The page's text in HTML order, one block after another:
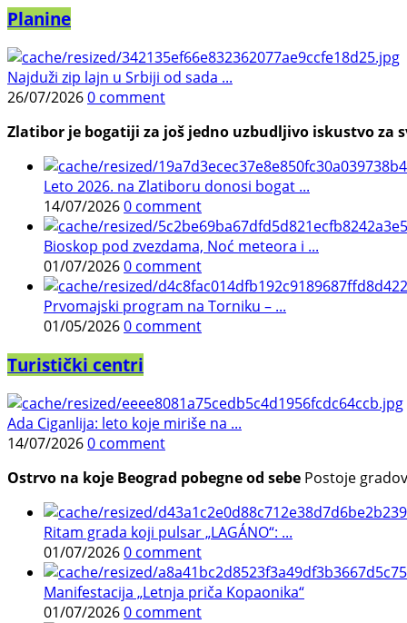
Planine
Najduži zip lajn u Srbiji od sada ...
26/07/20260 comment
Zlatibor je bogatiji za još jedno uzbudljivo iskustvo
Leto 2026. na Zlatiboru donosi bogat ...
14/07/20260 comment
Bioskop pod zvezdama, Noć meteora i ...
01/07/20260 comment
Prvomajski program na Torniku – ...
01/05/20260 comment
Turistički centri
Ada Ciganlija: leto koje miriše na ...
14/07/20260 comment
Ostrvo na koje Beograd pobegne od sebe Postoje
Ritam grada koji pulsar „LAGÁNO“: ...
01/07/20260 comment
Manifestacija „Letnja priča Kopaonika“
01/07/20260 comment